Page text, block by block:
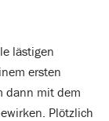
lästigen
ersten
dann mit dem
Plötzlich